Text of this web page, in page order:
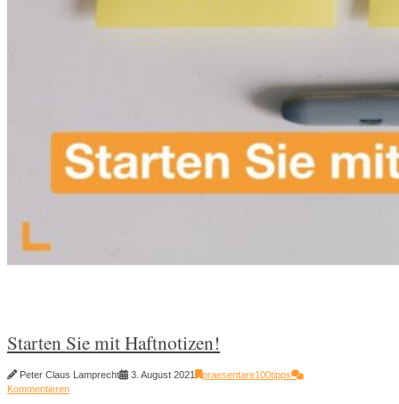
Starten Sie mit Haftnotizen!
Peter Claus Lamprecht 3. August 2021
praesentare100tipps
Kommentieren